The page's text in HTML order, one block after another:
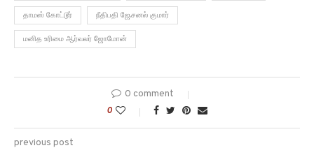
தாமஸ் கோட்டூர் நீதிபதி ஜே.சனல் குமார்
மனித உரிமை ஆர்வலர் ஜோமோன்
0 comment
0
previous post